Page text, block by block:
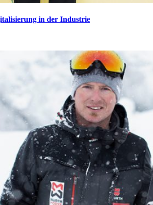
in der Industrie